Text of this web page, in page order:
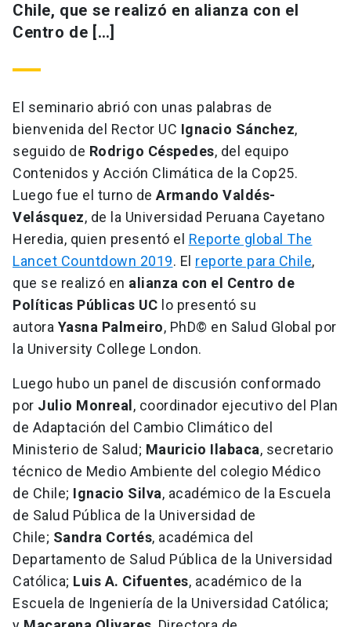
Chile, que se realizó en alianza con el
Centro de […]
El seminario abrió con unas palabras de
bienvenida del Rector UC Ignacio Sánchez,
seguido de Rodrigo Céspedes, del equipo
Contenidos y Acción Climática de la Cop25.
Luego fue el turno de Armando Valdés-
Velásquez, de la Universidad Peruana Cayetano
Heredia, quien presentó el Reporte global The
Lancet Countdown 2019. El reporte para Chile,
que se realizó en alianza con el Centro de
Políticas Públicas UC lo presentó su
autora Yasna Palmeiro, PhD© en Salud Global por
la University College London.
Luego hubo un panel de discusión conformado
por Julio Monreal , coordinador ejecutivo del Plan
de Adaptación del Cambio Climático del
Ministerio de Salud; Mauricio Ilabaca, secretario
técnico de Medio Ambiente del colegio Médico
de Chile; Ignacio Silva, académico de la Escuela
de Salud Pública de la Universidad de
Chile; Sandra Cortés, académica del
Departamento de Salud Pública de la Universidad
Católica; Luis A. Cifuentes, académico de la
Escuela de Ingeniería de la Universidad Católica;